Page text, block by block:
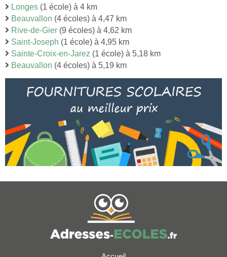
Longes (1 école) à 4 km
Beauvallon (4 écoles) à 4,47 km
Rive-de-Gier (9 écoles) à 4,62 km
Saint-Joseph (1 école) à 4,95 km
Sainte-Croix-en-Jarez (1 école) à 5,18 km
Beauvallon (4 écoles) à 5,19 km